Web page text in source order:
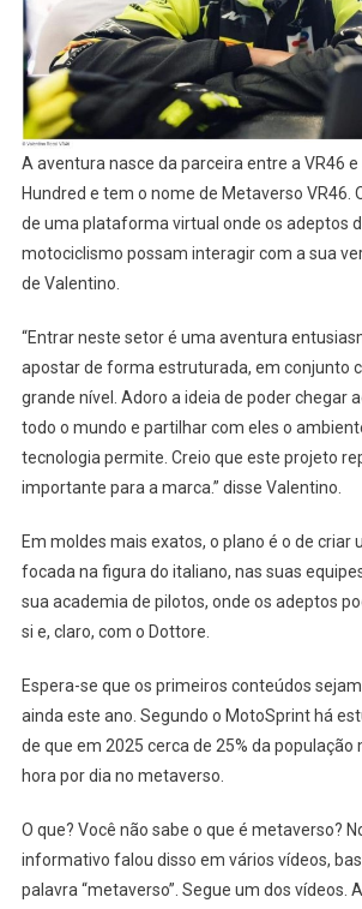
A aventura nasce da parceira entre a VR46
Hundred e tem o nome de Metaverso VR46.
de uma plataforma virtual onde os adeptos
motociclismo possam interagir com a sua
de Valentino.
“Entrar neste setor é uma aventura
apostar de forma estruturada, em conjunto
grande nível. Adoro a ideia de poder chegar
todo o mundo e partilhar com eles o
tecnologia permite. Creio que este projeto
importante para a marca.” disse Valentino.
Em moldes mais exatos, o plano é o de
focada na figura do italiano, nas suas
sua academia de pilotos, onde os adeptos
si e, claro, com o Dottore.
Espera-se que os primeiros conteúdos
ainda este ano. Segundo o MotoSprint há
de que em 2025 cerca de 25% da população
hora por dia no metaverso.
O que? Você não sabe o que é metaverso?
informativo falou disso em vários vídeos,
palavra “metaverso”. Segue um dos vídeos.